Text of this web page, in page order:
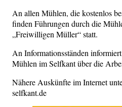
An allen Mühlen, die kostenlos
finden Führungen durch die
„Freiwilligen Müller“ statt.
An Informationsständen
Mühlen im Selfkant über die
Nähere Auskünfte im Internet
selfkant.de